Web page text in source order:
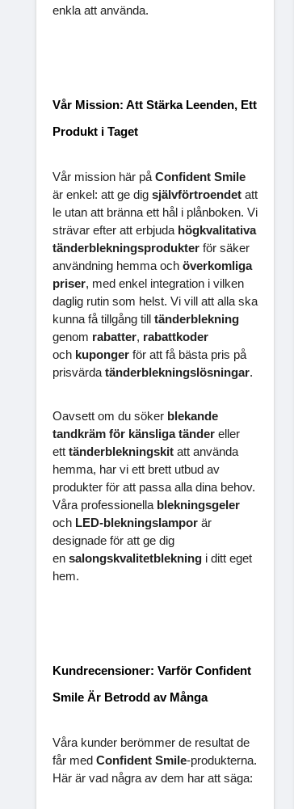
enkla att använda.
Vår Mission: Att Stärka Leenden, Ett
Produkt i Taget
Vår mission här på Confident Smile
är enkel: att ge dig självförtroendet att
le utan att bränna ett hål i plånboken. Vi
strävar efter att erbjuda högkvalitativa
tänderblekningsprodukter för säker
användning hemma och överkomliga
priser, med enkel integration i vilken
daglig rutin som helst. Vi vill att alla ska
kunna få tillgång till tänderblekning
genom rabatter, rabattkoder
och kuponger för att få bästa pris på
prisvärda tänderblekningslösningar.
Oavsett om du söker blekande
tandkräm för känsliga tänder eller
ett tänderblekningskit att använda
hemma, har vi ett brett utbud av
produkter för att passa alla dina behov.
Våra professionella blekningsgeler
och LED-blekningslampor är
designade för att ge dig
en salongskvalitetblekning i ditt eget
hem.
Kundrecensioner: Varför Confident
Smile Är Betrodd av Många
Våra kunder berömmer de resultat de
får med Confident Smile-produkterna.
Här är vad några av dem har att säga: